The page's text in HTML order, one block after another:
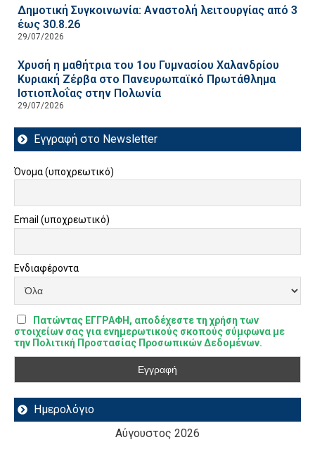
Δημοτική Συγκοινωνία: Αναστολή λειτουργίας από 3
έως 30.8.26
29/07/2026
Χρυσή η μαθήτρια του 1ου Γυμνασίου Χαλανδρίου
Κυριακή Ζέρβα στο Πανευρωπαϊκό Πρωτάθλημα
Ιστιοπλοΐας στην Πολωνία
29/07/2026
Εγγραφή στο Newsletter
Όνομα (υποχρεωτικό)
Email (υποχρεωτικό)
Ενδιαφέροντα
Πατώντας ΕΓΓΡΑΦΗ, αποδέχεστε τη χρήση των
στοιχείων σας για ενημερωτικούς σκοπούς σύμφωνα με
την Πολιτική Προστασίας Προσωπικών Δεδομένων.
Ημερολόγιο
Αύγουστος 2026